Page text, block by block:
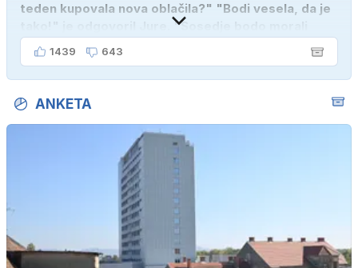
teden kupovala nova oblačila?" "Bodi vesela, da je
tako!" je odgovoril Jure. "Sosedje bodo morali
kupiti novega sina, tako sem ga prebutal!"
1439 643
ANKETA